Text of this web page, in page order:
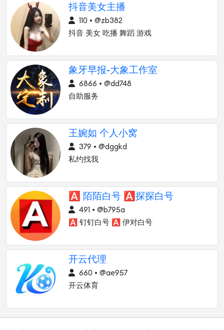
抖音美女主播
110 • @zb382
抖音 美女 吃播 舞蹈 游戏
象牙早报-大象工作室
6866 • @dd748
自助服务
王婉如 个人小窝
379 • @dggkd
私约找我
🅰 陌陌白号 🅰探探白号
491 • @b795a
🅰 钉钉白号 🅰 伊对白号
开云代理
660 • @ae957
开云体育